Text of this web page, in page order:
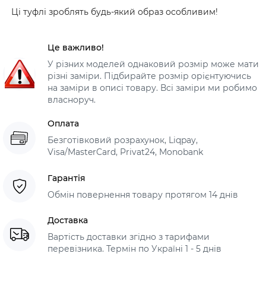
Ці туфлі зроблять будь-який образ особливим!
Це важливо!
У різних моделей однаковий розмір може мати
різні заміри. Підбирайте розмір орієнтуючись
на заміри в описі товару. Всі заміри ми робимо
власноруч.
Оплата
Безготівковий розрахунок, Liqpay,
Visa/MasterCard, Privat24, Monobank
Гарантія
Обмін повернення товару протягом 14 днів
Доставка
Вартість доставки згідно з тарифами
перевізника. Термін по Україні 1 - 5 днів